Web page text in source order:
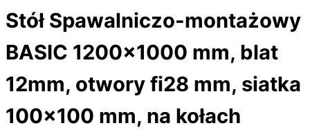
Stół Spawalniczo-montażowy
BASIC 1200×1000 mm, blat
12mm, otwory fi28 mm, siatka
100×100 mm, na kołach